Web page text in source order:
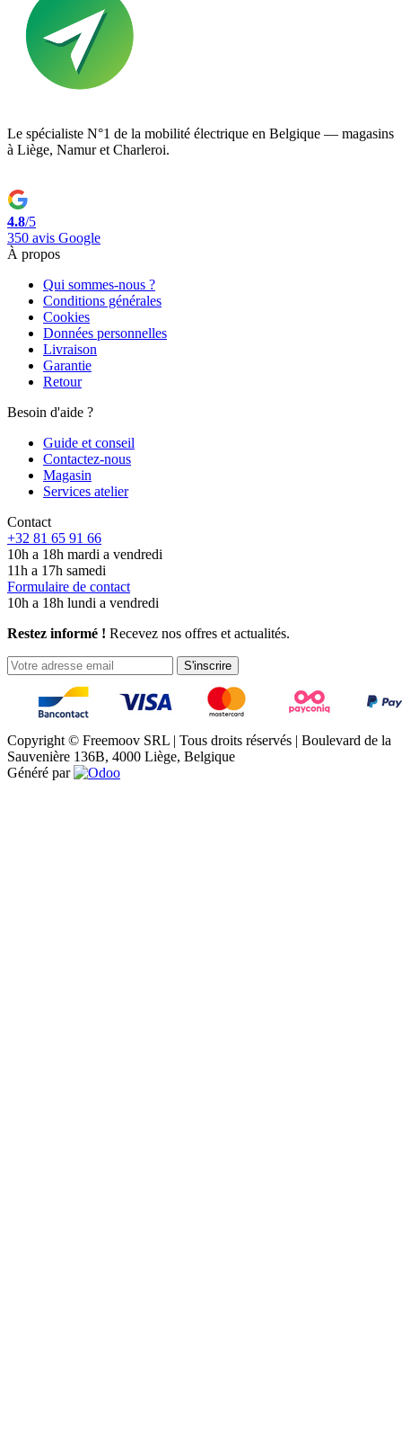
Le spécialiste N°1 de la mobilité électrique en Belgique — magasins
à Liège, Namur et Charleroi.
4.8/5
350 avis Google
À propos
Qui sommes-nous ?
Conditions générales
Cookies
Données personnelles
Livraison
Garantie
Retour
Besoin d'aide ?
Guide et conseil
Contactez-nous
Magasin
Services atelier
Contact
+32 81 65 91 66
10h a 18h mardi a vendredi
11h a 17h samedi
Formulaire de contact
10h a 18h lundi a vendredi
Restez informé ! Recevez nos offres et actualités.
S'inscrire
Copyright © Freemoov SRL | Tous droits réservés | Boulevard de la
Sauvenière 136B, 4000 Liège, Belgique
Généré par